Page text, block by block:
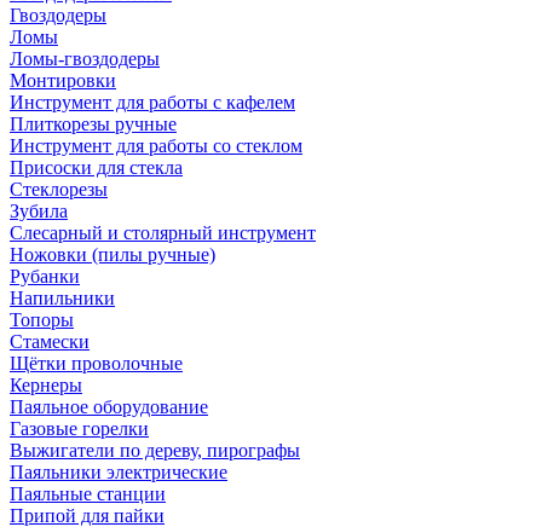
Гвоздодеры
Ломы
Ломы-гвоздодеры
Монтировки
Инструмент для работы с кафелем
Плиткорезы ручные
Инструмент для работы со стеклом
Присоски для стекла
Стеклорезы
Зубила
Слесарный и столярный инструмент
Ножовки (пилы ручные)
Рубанки
Напильники
Топоры
Стамески
Щётки проволочные
Кернеры
Паяльное оборудование
Газовые горелки
Выжигатели по дереву, пирографы
Паяльники электрические
Паяльные станции
Припой для пайки